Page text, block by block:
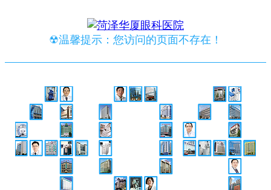
☢温馨提示：您访问的页面不存在！